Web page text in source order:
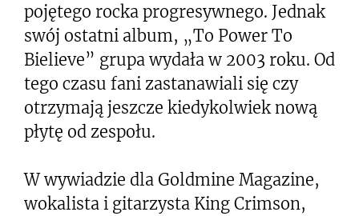
pojętego rocka progresywnego. Jednak
swój ostatni album, „To Power To
Bielieve” grupa wydała w 2003 roku. Od
tego czasu fani zastanawiali się czy
otrzymają jeszcze kiedykolwiek nową
płytę od zespołu.
W wywiadzie dla Goldmine Magazine,
wokalista i gitarzysta King Crimson,